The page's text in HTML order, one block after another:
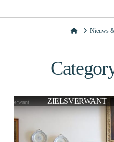
HomeNieuws
ZIELSVERWANT